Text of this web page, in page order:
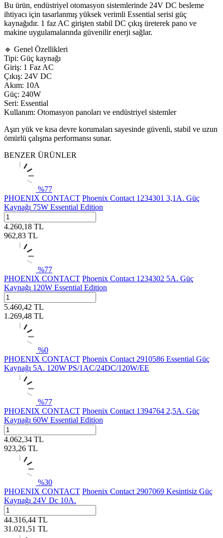
Bu ürün, endüstriyel otomasyon sistemlerinde 24V DC besleme
ihtiyacı için tasarlanmış yüksek verimli Essential serisi güç
kaynağıdır. 1 faz AC girişten stabil DC çıkış üreterek pano ve
makine uygulamalarında güvenilir enerji sağlar.
🔹 Genel Özellikleri
Tipi: Güç kaynağı
Giriş: 1 Faz AC
Çıkış: 24V DC
Akım: 10A
Güç: 240W
Seri: Essential
Kullanım: Otomasyon panoları ve endüstriyel sistemler
Aşırı yük ve kısa devre korumaları sayesinde güvenli, stabil ve uzun
ömürlü çalışma performansı sunar.
BENZER ÜRÜNLER
%77
PHOENIX CONTACT Phoenix Contact 1234301 3,1A. Güç
Kaynağı 75W Essential Edition
4.260,18 TL
962,83 TL
%77
PHOENIX CONTACT Phoenix Contact 1234302 5A. Güç
Kaynağı 120W Essential Edition
5.460,42 TL
1.269,48 TL
%0
PHOENIX CONTACT Phoenix Contact 2910586 Essential Güç
Kaynağı 5A. 120W PS/1AC/24DC/120W/EE
%77
PHOENIX CONTACT Phoenix Contact 1394764 2,5A. Güç
Kaynağı 60W Essential Edition
4.062,34 TL
923,26 TL
%30
PHOENIX CONTACT Phoenix Contact 2907069 Kesintisiz Güç
Kaynağı 24V Dc 10A.
44.316,44 TL
31.021,51 TL